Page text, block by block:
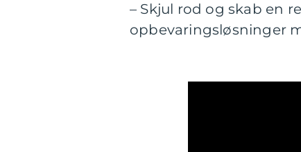
– Skjul rod og skab en
opbevaringsløsninger